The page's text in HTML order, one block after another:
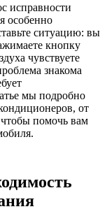
исправности
особенно
ситуацию: вы
кнопку
чувствуете
знакома
мы подробно
от
чтобы помочь вам